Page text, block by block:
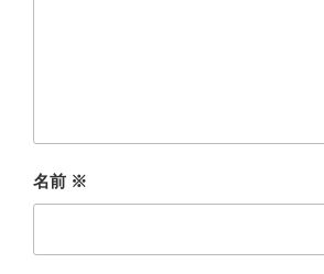
名前 ※